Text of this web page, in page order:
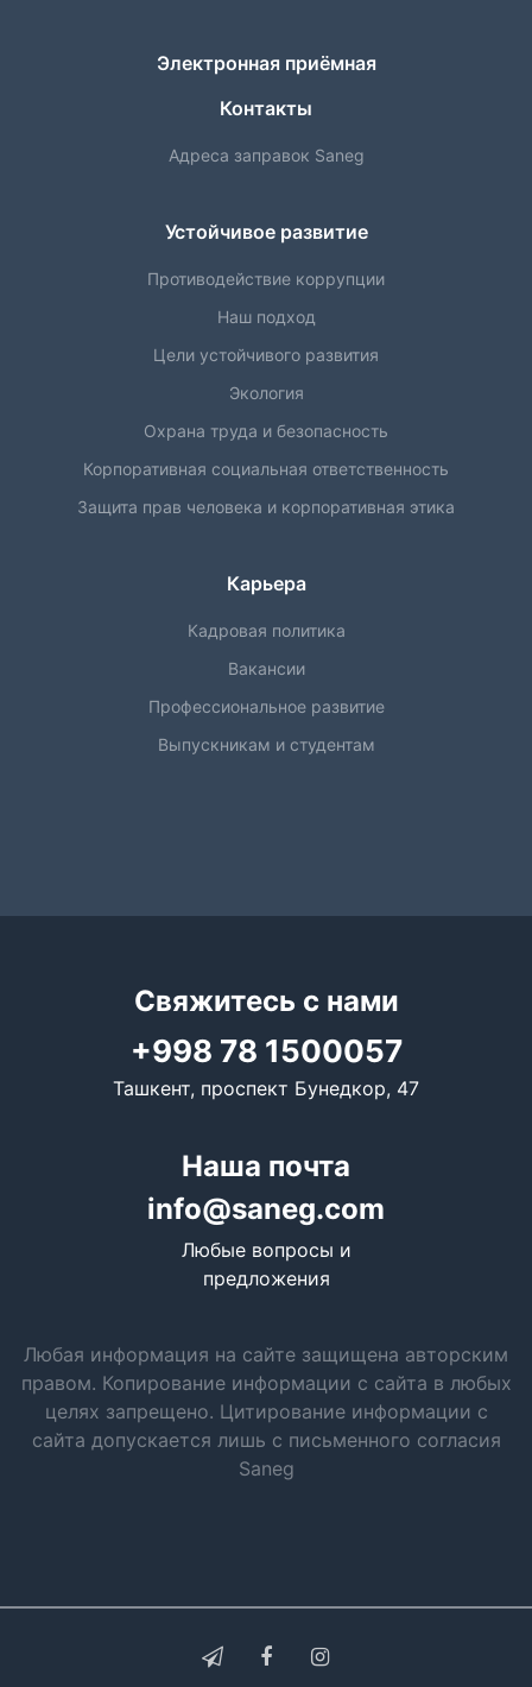
Электронная приёмная
Контакты
Адреса заправок Saneg
Устойчивое развитие
Противодействие коррупции
Наш подход
Цели устойчивого развития
Экология
Охрана труда и безопасность
Корпоративная социальная ответственность
Защита прав человека и корпоративная этика
Карьера
Кадровая политика
Вакансии
Профессиональное развитие
Выпускникам и студентам
Свяжитесь с нами
+998 78 1500057
Ташкент, проспект Бунедкор, 47
Наша почта
info@saneg.com
Любые вопросы и
предложения
Любая информация на сайте защищена авторским
правом. Копирование информации с сайта в любых
целях запрещено. Цитирование информации с
сайта допускается лишь с письменного согласия
Saneg